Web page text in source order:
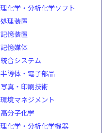
理化学・分析化学ソフト
処理装置
記憶装置
記憶媒体
統合システム
半導体・電子部品
写真・印刷技術
環境マネジメント
高分子化学
理化学・分析化学機器